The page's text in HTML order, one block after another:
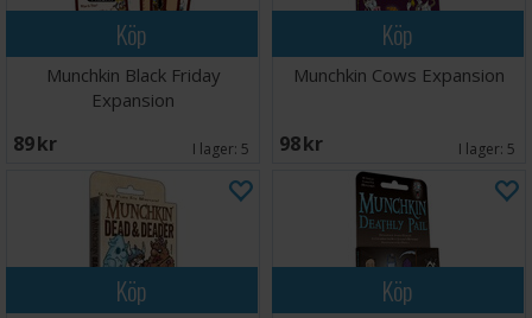
Köp
Munchkin Black Friday
Expansion
89 SEK I lager: 5
Köp
Munchkin Cows Expansion
98 SEK I lager: 5
Köp Köp